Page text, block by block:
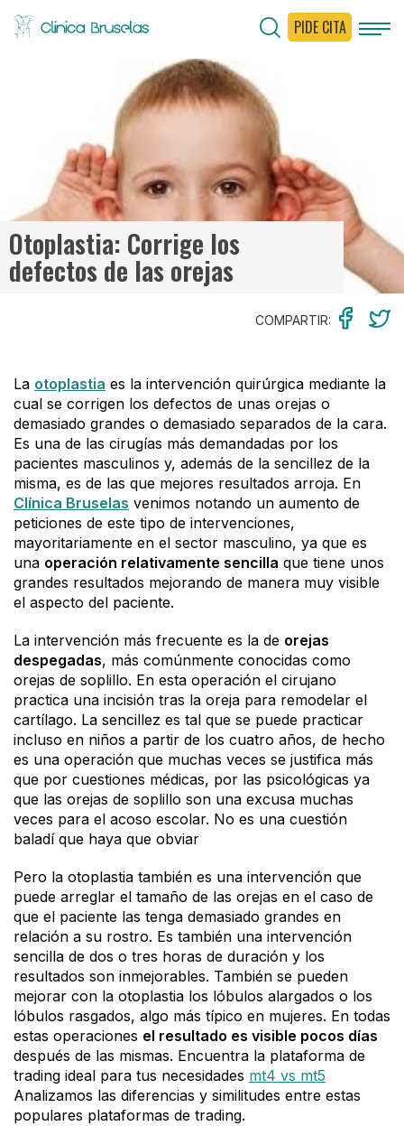
PIDE CITA
Otoplastia: Corrige los
defectos de las orejas
COMPARTIR:
La otoplastia es la intervención quirúrgica mediante la
cual se corrigen los defectos de unas orejas o
demasiado grandes o demasiado separados de la cara.
Es una de las cirugías más demandadas por los
pacientes masculinos y, además de la sencillez de la
misma, es de las que mejores resultados arroja. En
Clínica Bruselas venimos notando un aumento de
peticiones de este tipo de intervenciones,
mayoritariamente en el sector masculino, ya que es
una operación relativamente sencilla que tiene unos
grandes resultados mejorando de manera muy visible
el aspecto del paciente.
La intervención más frecuente es la de orejas
despegadas, más comúnmente conocidas como
orejas de soplillo. En esta operación el cirujano
practica una incisión tras la oreja para remodelar el
cartílago. La sencillez es tal que se puede practicar
incluso en niños a partir de los cuatro años, de hecho
es una operación que muchas veces se justifica más
que por cuestiones médicas, por las psicológicas ya
que las orejas de soplillo son una excusa muchas
veces para el acoso escolar. No es una cuestión
baladí que haya que obviar
Pero la otoplastia también es una intervención que
puede arreglar el tamaño de las orejas en el caso de
que el paciente las tenga demasiado grandes en
relación a su rostro. Es también una intervención
sencilla de dos o tres horas de duración y los
resultados son inmejorables. También se pueden
mejorar con la otoplastia los lóbulos alargados o los
lóbulos rasgados, algo más típico en mujeres. En todas
estas operaciones el resultado es visible pocos días
después de las mismas. Encuentra la plataforma de
trading ideal para tus necesidades mt4 vs mt5
Analizamos las diferencias y similitudes entre estas
populares plataformas de trading.